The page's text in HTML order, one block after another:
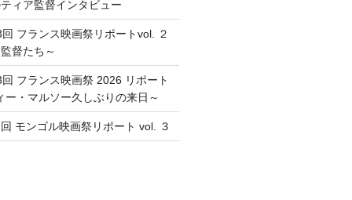
ィア監督インタビュー
フランス映画祭リポートvol. ２
督たち～
フランス映画祭 2026 リポート
・マルソー久しぶりの来日～
モンゴル映画祭リポート vol. ３